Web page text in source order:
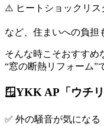
⚠️ ヒートショックリス
など、住まいへの負担
そんな時こそおすすめ
“窓の断熱リフォーム”
🪟YKK AP「ウチ
✅ 外の騒音が気になる